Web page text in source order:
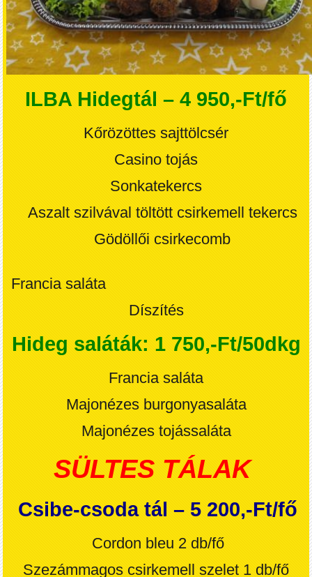
ILBA Hidegtál – 4 950,-Ft/fő
Kőrözöttes sajttölcsér
Casino tojás
Sonkatekercs
Aszalt szilvával töltött csirkemell tekercs
Gödöllői csirkecomb
Francia saláta
Díszítés
Hideg saláták: 1 750,-Ft/50dkg
Francia saláta
Majonézes burgonyasaláta
Majonézes tojássaláta
SÜLTES TÁLAK
Csibe-csoda tál – 5 200,-Ft/fő
Cordon bleu 2 db/fő
Szezámmagos csirkemell szelet 1 db/fő